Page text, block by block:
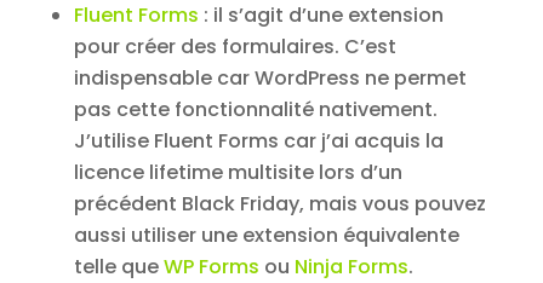
Fluent Forms : il s’agit d’une extension
pour créer des formulaires. C’est
indispensable car WordPress ne permet
pas cette fonctionnalité nativement.
J’utilise Fluent Forms car j’ai acquis la
licence lifetime multisite lors d’un
précédent Black Friday, mais vous pouvez
aussi utiliser une extension équivalente
telle queWP Forms ou Ninja Forms.